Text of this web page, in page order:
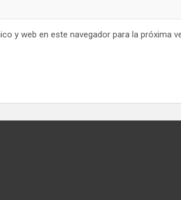
y web en este navegador para la próxima